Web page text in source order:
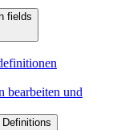
fields
bearbeiten und